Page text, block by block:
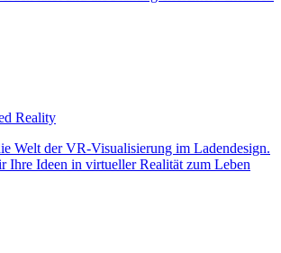
3D-Visualisierung im Ladendesign Ihre
Reality